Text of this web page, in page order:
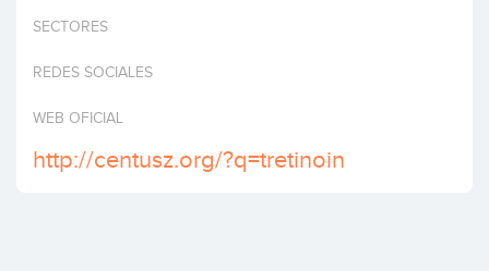
Invest
SECTORES
REDES SOCIALES
WEB OFICIAL
http://centusz.org/?q=tretinoin